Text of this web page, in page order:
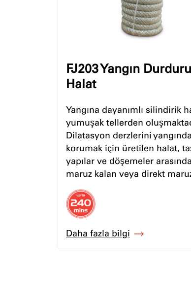
FJ203 Yangın
Halat
Yangına dayanımlı silindirik
yumuşak tellerden
Dilatasyon derzlerini
korumak için üretilen halat,
yapılar ve döşemeler
maruz kalan veya direkt
Daha fazla bilgi